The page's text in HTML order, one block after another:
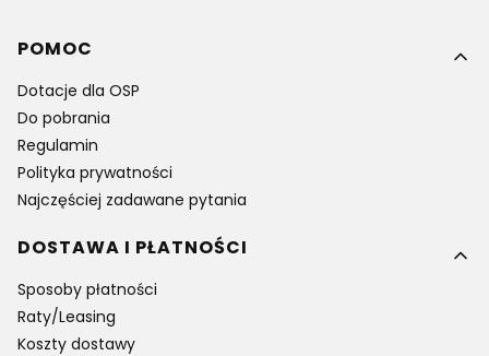
Linki w stopce
POMOC
Dotacje dla OSP
Do pobrania
Regulamin
Polityka prywatności
Najczęściej zadawane pytania
DOSTAWA I PŁATNOŚCI
Sposoby płatności
Raty/Leasing
Koszty dostawy